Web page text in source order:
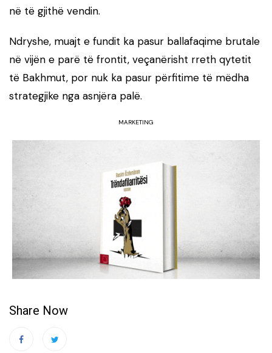
në të gjithë vendin.
Ndryshe, muajt e fundit ka pasur ballafaqime brutale
në vijën e parë të frontit, veçanërisht rreth qytetit
të Bakhmut, por nuk ka pasur përfitime të mëdha
strategjike nga asnjëra palë.
MARKETING
Share Now